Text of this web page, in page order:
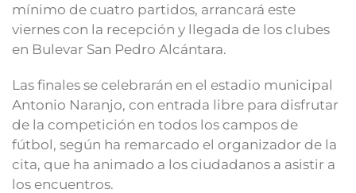
mínimo de cuatro partidos, arrancará este
viernes con la recepción y llegada de los clubes
en Bulevar San Pedro Alcántara.
Las finales se celebrarán en el estadio municipal
Antonio Naranjo, con entrada libre para disfrutar
de la competición en todos los campos de
fútbol, según ha remarcado el organizador de la
cita, que ha animado a los ciudadanos a asistir a
los encuentros.